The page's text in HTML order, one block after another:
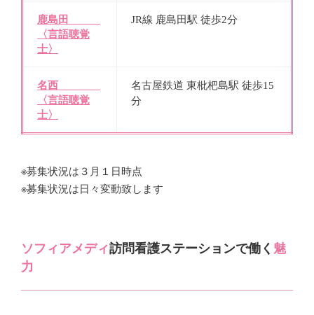
鹿島田
〈言語聴覚
士〉
JR線 鹿島田駅 徒歩2分
名西
〈言語聴覚
士〉
名古屋鉄道 東枇杷島駅 徒歩15
分
※募集状況は３月１日時点
※募集状況は日々変動致します
ソフィアメディ訪問看護ステーションで働く 魅
力